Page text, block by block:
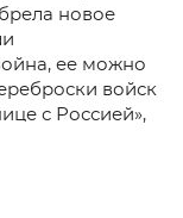
новое
ее можно
войск
с Россией»,